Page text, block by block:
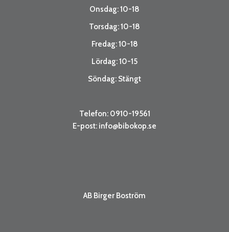
Onsdag: 10-18
Torsdag: 10-18
Fredag: 10-18
Lördag: 10-15
Söndag: Stängt
Telefon: 0910-19561
E-post: info@bibokop.se
AB Birger Boström